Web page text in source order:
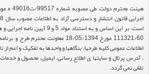
است. بر این اساس و به استناد
111321/60 مورخ 18/05/1394 معاونت
اطلاعات عمومی کلیه طرحها، بنگاهها و واحدها به تفکیک و اعم
، آدرس پرتال و سایتها ی اطلاع رسانی، ایمیل، محصول و
تلقی نمی گردد.